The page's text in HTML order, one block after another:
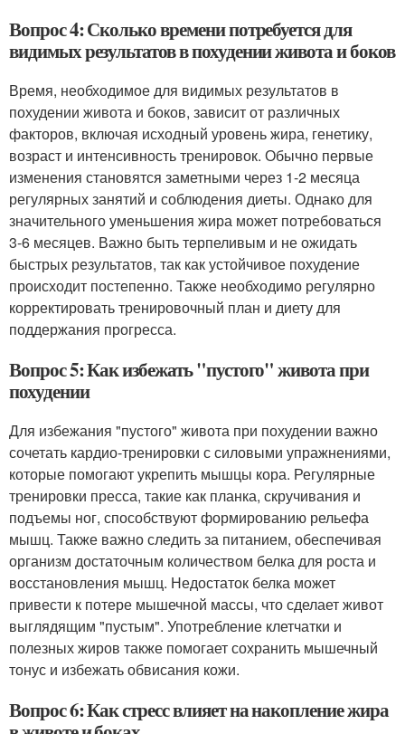
Вопрос 4: Сколько времени потребуется для
видимых результатов в похудении живота и боков
Время, необходимое для видимых результатов в
похудении живота и боков, зависит от различных
факторов, включая исходный уровень жира, генетику,
возраст и интенсивность тренировок. Обычно первые
изменения становятся заметными через 1-2 месяца
регулярных занятий и соблюдения диеты. Однако для
значительного уменьшения жира может потребоваться
3-6 месяцев. Важно быть терпеливым и не ожидать
быстрых результатов, так как устойчивое похудение
происходит постепенно. Также необходимо регулярно
корректировать тренировочный план и диету для
поддержания прогресса.
Вопрос 5: Как избежать "пустого" живота при
похудении
Для избежания "пустого" живота при похудении важно
сочетать кардио-тренировки с силовыми упражнениями,
которые помогают укрепить мышцы кора. Регулярные
тренировки пресса, такие как планка, скручивания и
подъемы ног, способствуют формированию рельефа
мышц. Также важно следить за питанием, обеспечивая
организм достаточным количеством белка для роста и
восстановления мышц. Недостаток белка может
привести к потере мышечной массы, что сделает живот
выглядящим "пустым". Употребление клетчатки и
полезных жиров также помогает сохранить мышечный
тонус и избежать обвисания кожи.
Вопрос 6: Как стресс влияет на накопление жира